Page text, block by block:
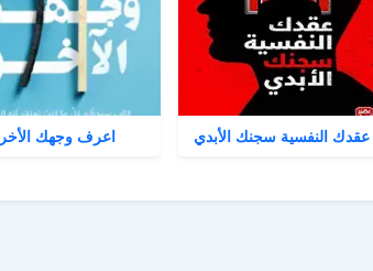
عقدك النفسية سجنك الأبدي اعرف وجهك الأخر